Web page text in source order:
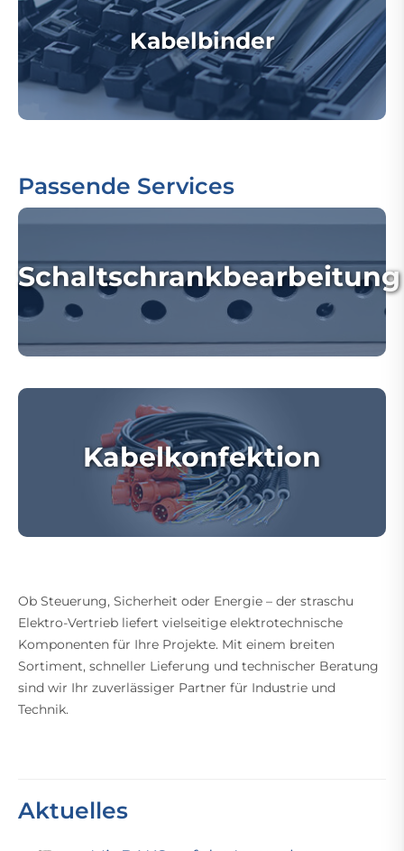
Kabelbinder
Passende Services
Schaltschrankbearbeitung
Kabelkonfektion
Ob Steuerung, Sicherheit oder Energie – der straschu
Elektro-Vertrieb liefert vielseitige elektrotechnische
Komponenten für Ihre Projekte. Mit einem breiten
Sortiment, schneller Lieferung und technischer Beratung
sind wir Ihr zuverlässiger Partner für Industrie und
Technik.
Aktuelles